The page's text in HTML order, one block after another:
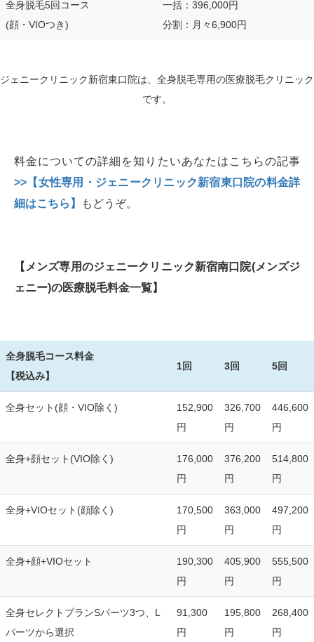
全身脱毛5回コース
(顔・VIOつき)
一括：396,000円
分割：月々6,900円
ジェニークリニック新宿東口院は、全身脱毛専用の医療脱毛クリニック
です。
料金についての詳細を知りたいあなたはこちらの記事
>>【女性専用・ジェニークリニック新宿東口院の料金詳
細はこちら】
もどうぞ。
【メンズ専用のジェニークリニック新宿南口院(メンズジ
ェニー)の医療脱毛料金一覧】
全身脱毛コース料金
【税込み】
1回 3回 5回
全身セット(顔・VIO除く)
152,900
円
326,700
円
446,600
円
全身+顔セット(VIO除く)
176,000
円
376,200
円
514,800
円
全身+VIOセット(顔除く)
170,500
円
363,000
円
497,200
円
全身+顔+VIOセット
190,300
円
405,900
円
555,500
円
全身セレクトプランSパーツ3つ、L
パーツから選択
91,300
円
195,800
円
268,400
円